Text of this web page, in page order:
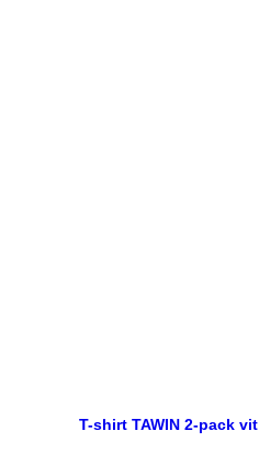
T-shirt TAWIN 2-pack vit